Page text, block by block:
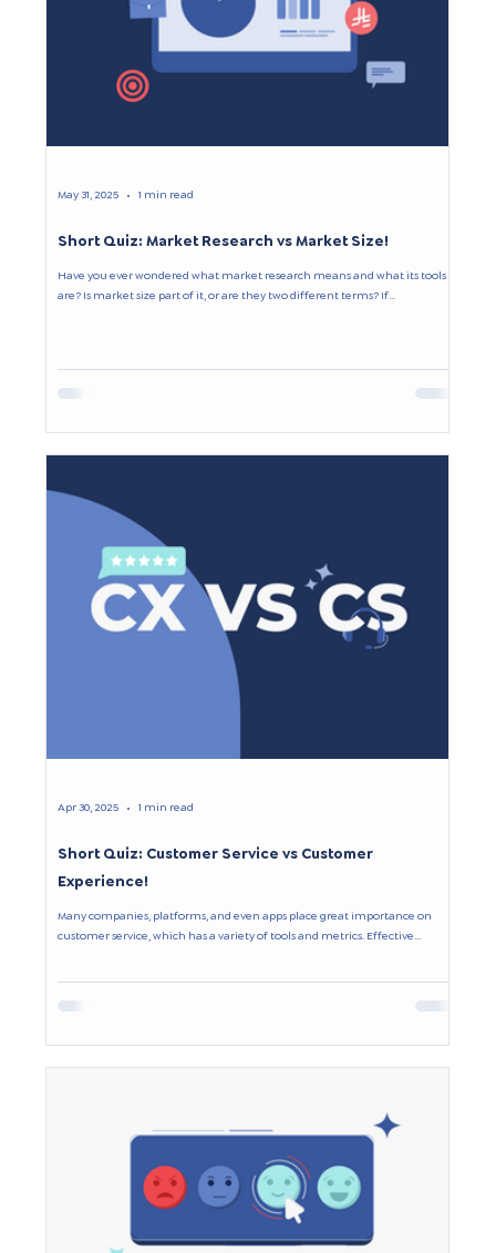
Short Quiz: Market Research vs Market Size!
Have you ever wondered what market research means and what its tools
are? Is market size part of it, or are they two different terms? If...
May 31, 2025 1 min read
Short Quiz: Customer Service vs Customer
Experience!
Many companies, platforms, and even apps place great importance on
customer service, which has a variety of tools and metrics. Effective...
Apr 30, 2025 1 min read